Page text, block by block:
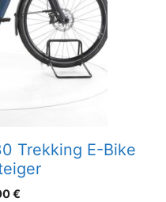
Trekking E-Bike
€